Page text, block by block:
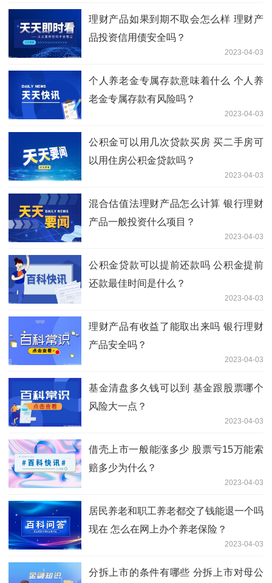
理财产品如果到期不取会怎么样 理财产
品投资信用债安全吗？
2023-04-03
个人养老金专属存款意味着什么 个人养
老金专属存款有风险吗？
2023-04-03
公积金可以用几次贷款买房 买二手房可
以用住房公积金贷款吗？
2023-04-03
混合估值法理财产品怎么计算 银行理财
产品一般投资什么项目？
2023-04-03
公积金贷款可以提前还款吗 公积金提前
还款最佳时间是什么？
2023-04-03
理财产品有收益了能取出来吗 银行理财
产品安全吗？
2023-04-03
基金清盘多久钱可以到 基金跟股票哪个
风险大一点？
2023-04-03
借壳上市一般能涨多少 股票亏15万能索
赔多少为什么？
2023-04-03
居民养老和职工养老都交了钱能退一个吗
现在 怎么在网上办个养老保险？
2023-04-03
分拆上市的条件有哪些 分拆上市对母公